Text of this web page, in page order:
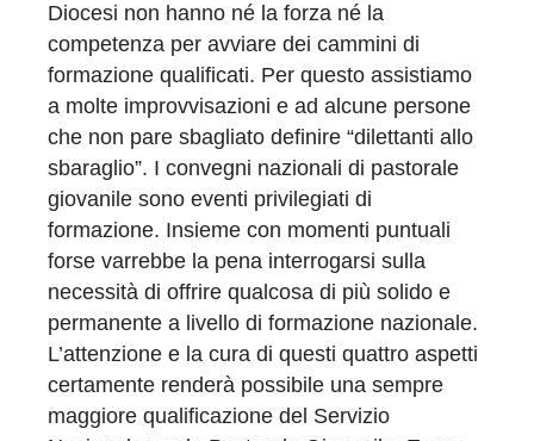
Diocesi non hanno né la forza né la
competenza per avviare dei cammini di
formazione qualificati. Per questo assistiamo
a molte improvvisazioni e ad alcune persone
che non pare sbagliato definire “dilettanti allo
sbaraglio”. I convegni nazionali di pastorale
giovanile sono eventi privilegiati di
formazione. Insieme con momenti puntuali
forse varrebbe la pena interrogarsi sulla
necessità di offrire qualcosa di più solido e
permanente a livello di formazione nazionale.
L’attenzione e la cura di questi quattro aspetti
certamente renderà possibile una sempre
maggiore qualificazione del Servizio